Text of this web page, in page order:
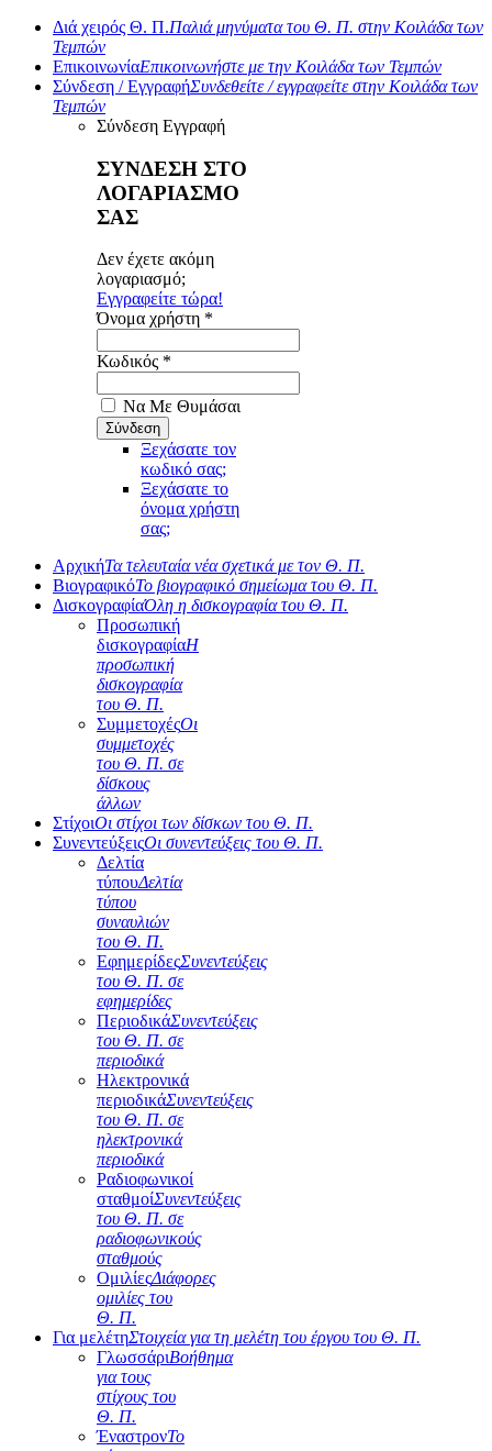
Διά χειρός Θ. Π.Παλιά μηνύματα του Θ. Π. στην Κοιλάδα των
Τεμπών
ΕπικοινωνίαΕπικοινωνήστε με την Κοιλάδα των Τεμπών
Σύνδεση / ΕγγραφήΣυνδεθείτε / εγγραφείτε στην Κοιλάδα των
Τεμπών
Σύνδεση Εγγραφή
ΣΥΝΔΕΣΗ ΣΤΟ
ΛΟΓΑΡΙΑΣΜΟ
ΣΑΣ
Δεν έχετε ακόμη
λογαριασμό;
Εγγραφείτε τώρα!
Όνομα χρήστη *
Κωδικός *
Να Με Θυμάσαι
Ξεχάσατε τον
κωδικό σας;
Ξεχάσατε το
όνομα χρήστη
σας;
ΑρχικήΤα τελευταία νέα σχετικά με τον Θ. Π.
ΒιογραφικόΤο βιογραφικό σημείωμα του Θ. Π.
ΔισκογραφίαΌλη η δισκογραφία του Θ. Π.
Προσωπική
δισκογραφίαΗ
προσωπική
δισκογραφία
του Θ. Π.
ΣυμμετοχέςΟι
συμμετοχές
του Θ. Π. σε
δίσκους
άλλων
ΣτίχοιΟι στίχοι των δίσκων του Θ. Π.
ΣυνεντεύξειςΟι συνεντεύξεις του Θ. Π.
Δελτία
τύπουΔελτία
τύπου
συναυλιών
του Θ. Π.
ΕφημερίδεςΣυνεντεύξεις
του Θ. Π. σε
εφημερίδες
ΠεριοδικάΣυνεντεύξεις
του Θ. Π. σε
περιοδικά
Ηλεκτρονικά
περιοδικάΣυνεντεύξεις
του Θ. Π. σε
ηλεκτρονικά
περιοδικά
Ραδιοφωνικοί
σταθμοίΣυνεντεύξεις
του Θ. Π. σε
ραδιοφωνικούς
σταθμούς
ΟμιλίεςΔιάφορες
ομιλίες του
Θ. Π.
Για μελέτηΣτοιχεία για τη μελέτη του έργου του Θ. Π.
ΓλωσσάριΒοήθημα
για τους
στίχους του
Θ. Π.
ΈναστρονΤο